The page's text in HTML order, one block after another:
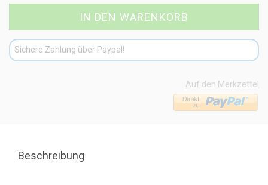
Sichere Zahlung über Paypal!
Auf den Merkzettel
Beschreibung